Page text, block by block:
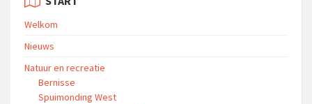
Welkom
Nieuws
Natuur en recreatie
Bernisse
Spuimonding West